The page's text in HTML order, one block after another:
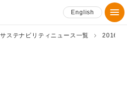
English
サステナビリティニュース一覧 2016年